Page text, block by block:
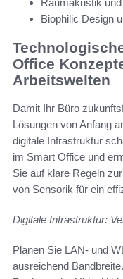
Raumakustik
Biophilic Design
Office
Arbeitswelten
Damit Ihr Büro
Lösungen von Anfang
digitale Infrastruktur
im Smart Office und
Sie auf klare Regeln
von Sensorik für ein
Digitale Infrastruktur:
Planen Sie LAN- und
ausreichend